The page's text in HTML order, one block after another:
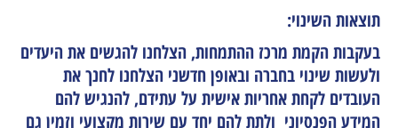
תוצאות השינוי:
בעקבות הקמת מרכז ההתמחות, הצלחנו להגשים את היעדים
ולעשות שינוי בחברה ובאופן חדשני הצלחנו לחנך את
העובדים לקחת אחריות אישית על עתידם, להנגיש להם
המידע הפנסיוני ולתת להם יחד עם שירות מקצועי וזמין גם